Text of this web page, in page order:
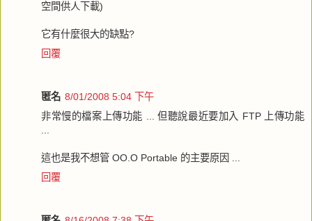
空間供人下載)
它有什麼很大的缺點?
回覆
匿名 8/01/2008 5:04 下午
非常慢的檔案上傳功能 ... 但聽說最近要加入 FTP 上傳功能
...
這也是我不想管 OO.O Portable 的主要原因 ...
回覆